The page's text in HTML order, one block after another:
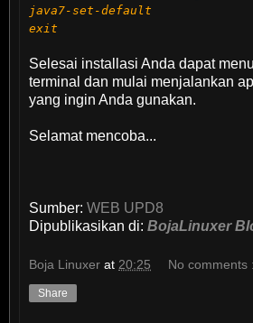
java7-set-default
exit
Selesai installasi Anda dapat
terminal dan mulai menjalankan
yang ingin Anda gunakan.
Selamat mencoba...
Sumber:WEB UPD8
Dipublikasikan di:BojaLinuxer
Boja Linuxer at20:25 No comments :
Share